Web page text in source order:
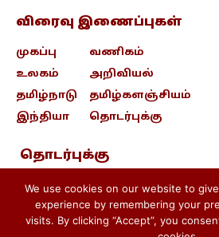
விரைவு இணைப்புகள்
முகப்பு
உலகம்
தமிழ்நாடு
இந்தியா
வணிகம்
அறிவியல்
தமிழ்களஞ்சியம்
தொடர்புக்கு
தொடர்புக்கு
contact@tamizhkalam.com
Privacy Policy .
We use cookies on our website to
experience by remembering your
visits. By clicking “Accept”, you